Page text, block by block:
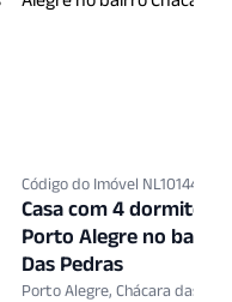
Código do Imóvel NL10144314
Casa com 4
Porto Alegre no bairro
Das Pedras
Porto Alegre, Chácara das